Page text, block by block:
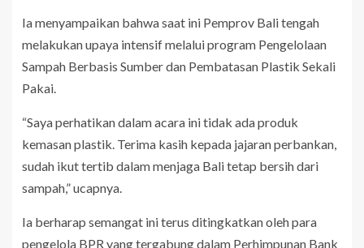
Ia menyampaikan bahwa saat ini Pemprov Bali tengah
melakukan upaya intensif melalui program Pengelolaan
Sampah Berbasis Sumber dan Pembatasan Plastik Sekali
Pakai.
“Saya perhatikan dalam acara ini tidak ada produk
kemasan plastik. Terima kasih kepada jajaran perbankan,
sudah ikut tertib dalam menjaga Bali tetap bersih dari
sampah,” ucapnya.
Ia berharap semangat ini terus ditingkatkan oleh para
pengelola BPR yang tergabung dalam Perhimpunan Bank